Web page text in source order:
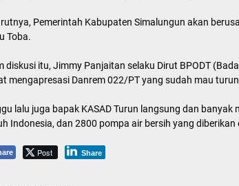
Pemerintah Kabupaten Simalungun akan
Toba.
diskusi itu, Jimmy Panjaitan selaku Dirut BPODT
mengapresasi Danrem 022/PT yang sudah mau
lalu juga bapak KASAD Turun langsung dan
Indonesia, dan 2800 pompa air bersih yang diberikan
Post Share